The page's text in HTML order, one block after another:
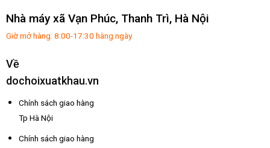
Nhà máy xã Vạn Phúc, Thanh Trì, Hà Nội
Giờ mở hàng: 8:00-17:30 hàng ngày
Về
dochoixuatkhau.vn
Chính sách giao hàng
Tp Hà Nội
Chính sách giao hàng